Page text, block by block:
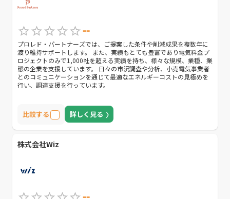
--
プロレド・パートナーズでは、ご提案した条件や削減成果を複数年に
渡り維持サポートします。 また、実績もとても豊富であり電気料金プ
ロジェクトのみで1,000社を超える実績を持ち、様々な規模、業種、業
態の企業を支援しています。 日々の市況調査や分析、小売電気事業者
とのコミュニケーションを通じて最適なエネルギーコストの見極めを
行い、調達支援を行っています。
比較する 詳しく見る
株式会社Wiz